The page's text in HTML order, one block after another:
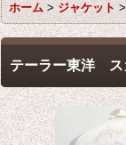
ホーム > ジャケット >
テーラー東洋